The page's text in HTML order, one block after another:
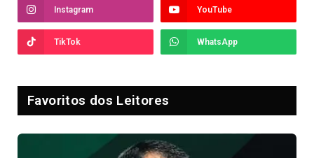
Instagram YouTube
TikTok WhatsApp
Favoritos dos Leitores